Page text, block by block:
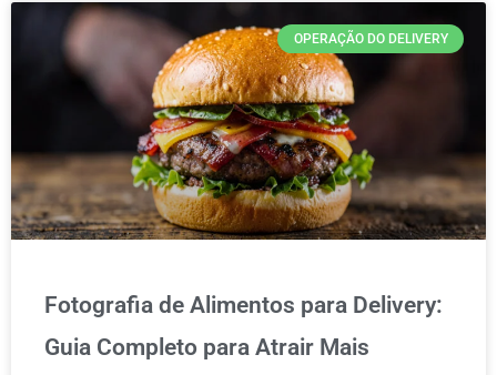
OPERAÇÃO DO DELIVERY
Fotografia de Alimentos para Delivery:
Guia Completo para Atrair Mais